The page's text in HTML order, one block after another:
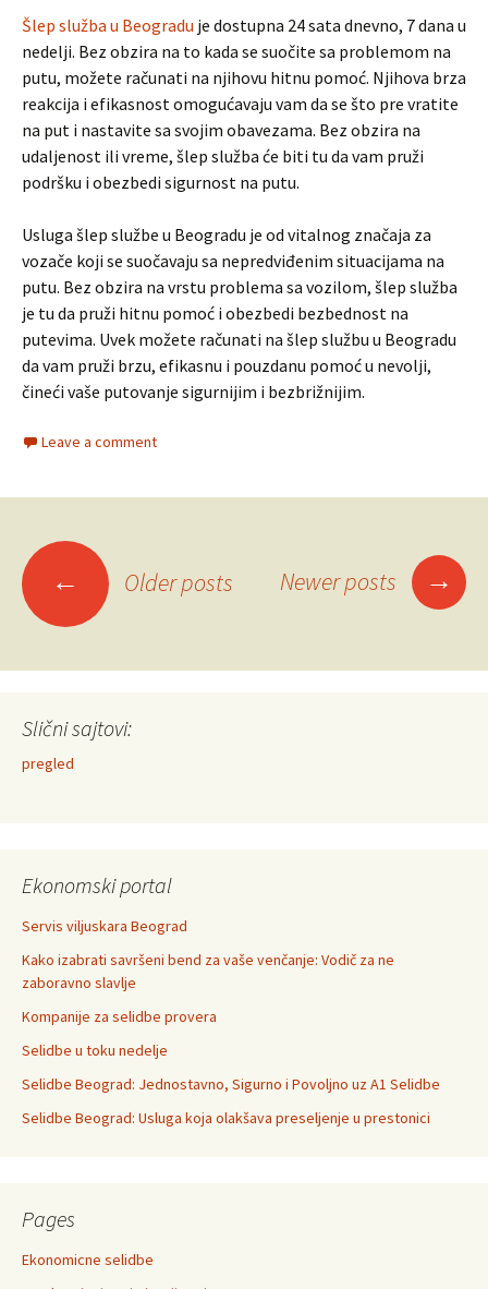
Šlep služba u Beogradu je dostupna 24 sata dnevno, 7 dana u
nedelji. Bez obzira na to kada se suočite sa problemom na
putu, možete računati na njihovu hitnu pomoć. Njihova brza
reakcija i efikasnost omogućavaju vam da se što pre vratite
na put i nastavite sa svojim obavezama. Bez obzira na
udaljenost ili vreme, šlep služba će biti tu da vam pruži
podršku i obezbedi sigurnost na putu.
Usluga šlep službe u Beogradu je od vitalnog značaja za
vozače koji se suočavaju sa nepredviđenim situacijama na
putu. Bez obzira na vrstu problema sa vozilom, šlep služba
je tu da pruži hitnu pomoć i obezbedi bezbednost na
putevima. Uvek možete računati na šlep službu u Beogradu
da vam pruži brzu, efikasnu i pouzdanu pomoć u nevolji,
čineći vaše putovanje sigurnijim i bezbrižnijim.
Leave a comment
Posts
navigation
← Older posts Newer posts →
Slični sajtovi:
pregled
Ekonomski portal
Servis viljuskara Beograd
Kako izabrati savršeni bend za vaše venčanje: Vodič za ne
zaboravno slavlje
Kompanije za selidbe provera
Selidbe u toku nedelje
Selidbe Beograd: Jednostavno, Sigurno i Povoljno uz A1 Selidbe
Selidbe Beograd: Usluga koja olakšava preseljenje u prestonici
Pages
Ekonomicne selidbe